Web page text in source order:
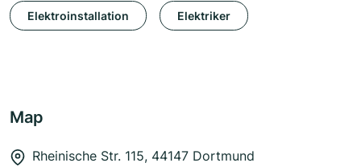
Elektroinstallation Elektriker
Map
Rheinische Str. 115, 44147 Dortmund